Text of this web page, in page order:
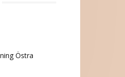
Östra